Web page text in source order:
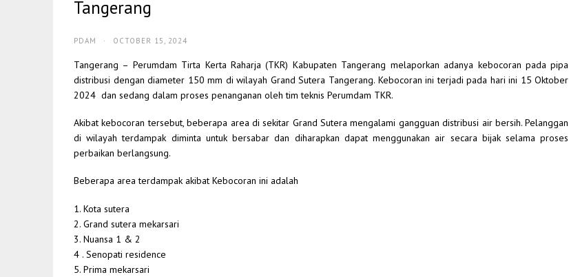
Tangerang
PDAM · OCTOBER 15, 2024
Tangerang – Perumdam Tirta Kerta Raharja (TKR) Kabupaten Tangerang melaporkan adanya kebocoran pada pipa
distribusi dengan diameter 150 mm di wilayah Grand Sutera Tangerang. Kebocoran ini terjadi pada hari ini 15 Oktober
2024 dan sedang dalam proses penanganan oleh tim teknis Perumdam TKR.
Akibat kebocoran tersebut, beberapa area di sekitar Grand Sutera mengalami gangguan distribusi air bersih. Pelanggan
di wilayah terdampak diminta untuk bersabar dan diharapkan dapat menggunakan air secara bijak selama proses
perbaikan berlangsung.
Beberapa area terdampak akibat Kebocoran ini adalah
1. Kota sutera
2. Grand sutera mekarsari
3. Nuansa 1 & 2
4 . Senopati residence
5. Prima mekarsari